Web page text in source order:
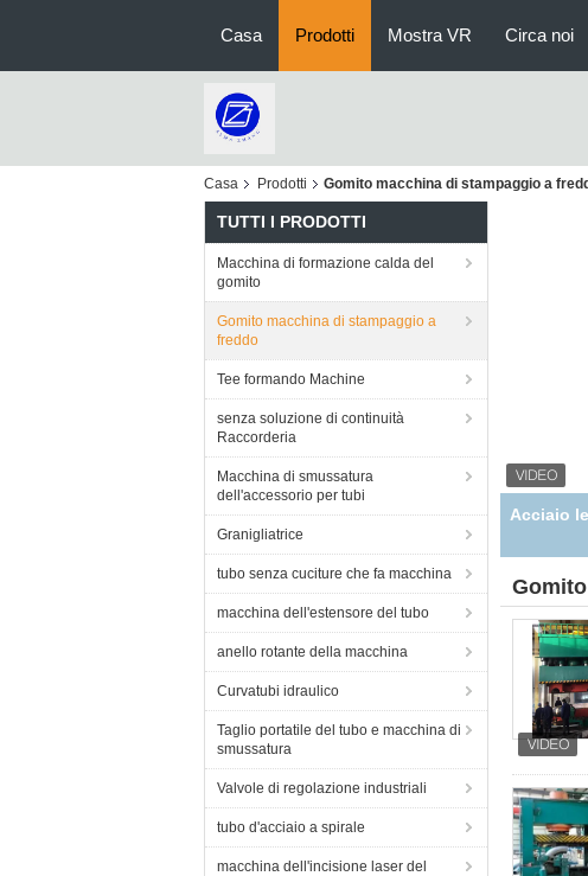
Casa Prodotti Mostra VR Circa noi
Casa Prodotti Gomito macchina di stampaggio a
TUTTI I PRODOTTI
Macchina di formazione calda del
gomito
Gomito macchina di stampaggio a
freddo
Tee formando Machine
senza soluzione di continuità
Raccorderia
Macchina di smussatura
dell'accessorio per tubi
Granigliatrice
tubo senza cuciture che fa macchina
macchina dell'estensore del tubo
anello rotante della macchina
Curvatubi idraulico
Taglio portatile del tubo e macchina di
smussatura
Valvole di regolazione industriali
tubo d'acciaio a spirale
macchina dell'incisione laser del
Acciaio